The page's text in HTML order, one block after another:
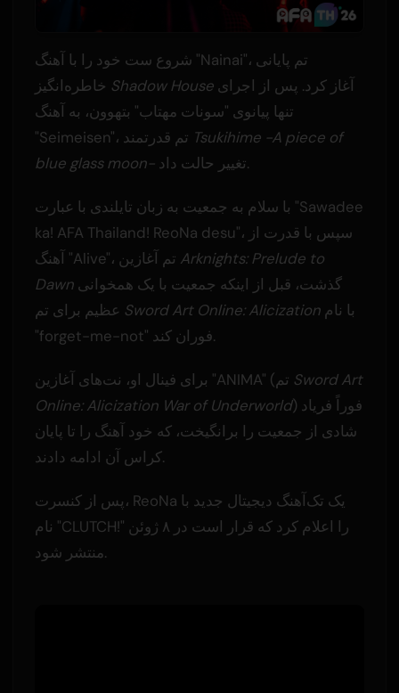
شروع ست خود را با آهنگ "Nainai"، تم پایانی
Shadow Houseآغاز کرد. پس از اجرای
تنها پیانوی "سونات مهتاب" بتهوون، به آهنگ
Tsukihime -A piece of
blue glass moon-
تغییر حالت داد.
با سلام به جمعیت به زبان تایلندی با عبارت "Sawadee
ka! AFA Thailand! ReoNa desu"، سپس با قدرت از
Arknights: Prelude to
Dawnگذشت، قبل از اینکه جمعیت با یک همخوانی
Sword Art Online: Alicizationبا نام
"forget-me-not" فوران کند.
Sword Art
Online: Alicization War of Underworld) فوراً فریاد
شادی از جمعیت را برانگیخت، که خود آهنگ را تا پایان
کراس آن ادامه دادند.
پس از کنسرت، ReoNa یک تک‌آهنگ دیجیتال جدید با
نام "CLUTCH!" را اعلام کرد که قرار است در ۸ ژوئن
منتشر شود.